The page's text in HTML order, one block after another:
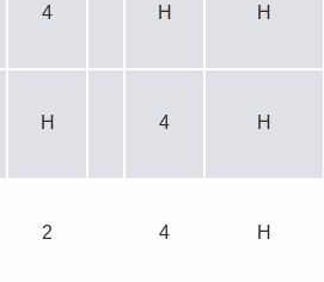
4 H H
H 4 H
2 4 H